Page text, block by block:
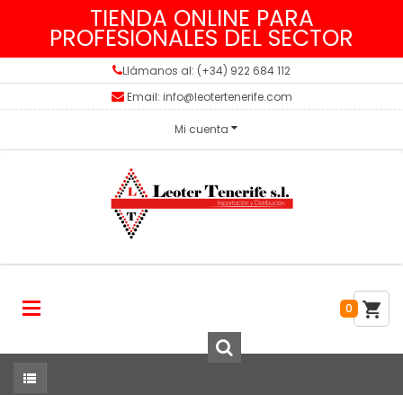
TIENDA ONLINE PARA
PROFESIONALES DEL SECTOR
Llámanos al: (+34) 922 684 112
Email: info@leotertenerife.com
Mi cuenta
0